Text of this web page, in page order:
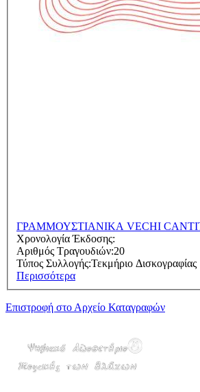
ΓΡΑΜΜΟΥΣΤΙΑΝΙΚΑ VECHI
Χρονολογία Έκδοσης:
Αριθμός Τραγουδιών:20
Τύπος Συλλογής:Τεκμήριο Δισκογραφίας
Περισσότερα
Επιστροφή στο Αρχείο Καταγραφών